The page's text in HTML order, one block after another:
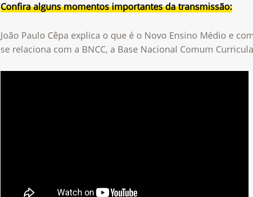
Confira alguns momentos importantes da transmissão:
João Paulo Cêpa explica o que é o Novo Ensino Médio e
se relaciona com a BNCC, a Base Nacional Comum